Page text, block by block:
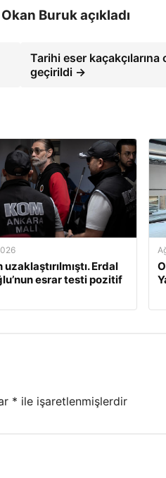
Buruk açıkladı
Tarihi eser
geçirildi →
Erdal
esrar testi pozitif
* ile işaretlenmişlerdir